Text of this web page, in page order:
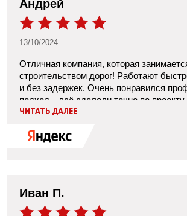
работ и вежливо объясняли, если
Мы остались довольны конечным
дорога получилась ровной, без трещин
Андрей
13/10/2024
Отличная компания, которая
строительством дорог! Работают
и без задержек. Очень понравился
подход – всё сделали точно по
всегда были на связи, чтобы обсудить
высокий уровень работы. Все наши
ЧИТАТЬ ДАЛЕЕ
Иван П.